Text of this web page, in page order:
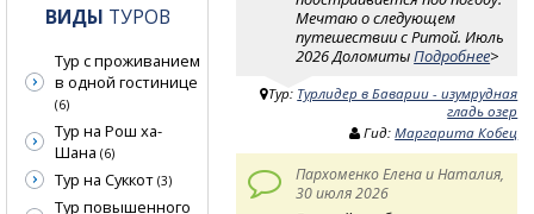
Мечтаю о следующем
путешествии с Ритой. Июль
2026 ДоломитыПодробнее>
Тур: Турлидер в Баварии - изумрудная
гладь озер
Гид:Маргарита Кобец
Пархоменко Елена и Наталия,
30 июля 2026
ВИДЫ ТУРОВ
Тур с проживанием
в одной гостинице
(6)
Тур на Рош ха-
Шана (6)
Тур на Суккот (3)
Тур повышенного